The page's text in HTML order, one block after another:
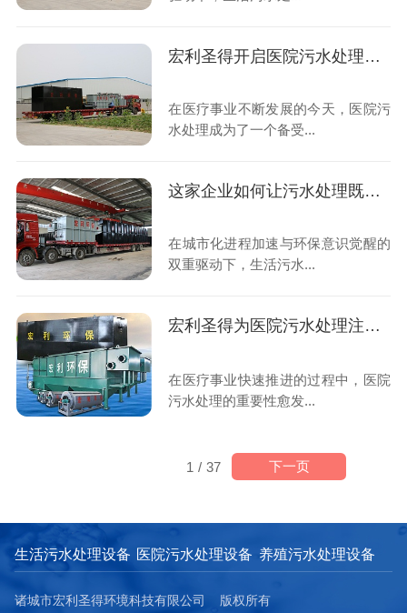
宏利圣得开启医院污水处理高效新时代
在医疗事业不断发展的今天，医院污
水处理成为了一个备受...
这家企业如何让污水处理既智能又省钱？
在城市化进程加速与环保意识觉醒的
双重驱动下，生活污水...
宏利圣得为医院污水处理注入新活力
在医疗事业快速推进的过程中，医院
污水处理的重要性愈发...
1 / 37 下一页
生活污水处理设备 医院污水处理设备 养殖污水处理设备
诸城市宏利圣得环境科技有限公司 版权所有